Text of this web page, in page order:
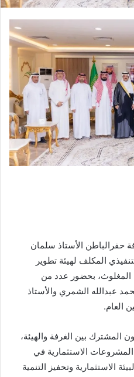
حفرالباطن الأستاذ سلمان
المكلف لهيئة تطوير
المغلوث، بحضور عدد من
عبدالله الشمري والأستاذ
العام.
المشترك بين الغرفة والهيئة،
الاستثمارية في
الاستثمارية وتحفيز التنمية